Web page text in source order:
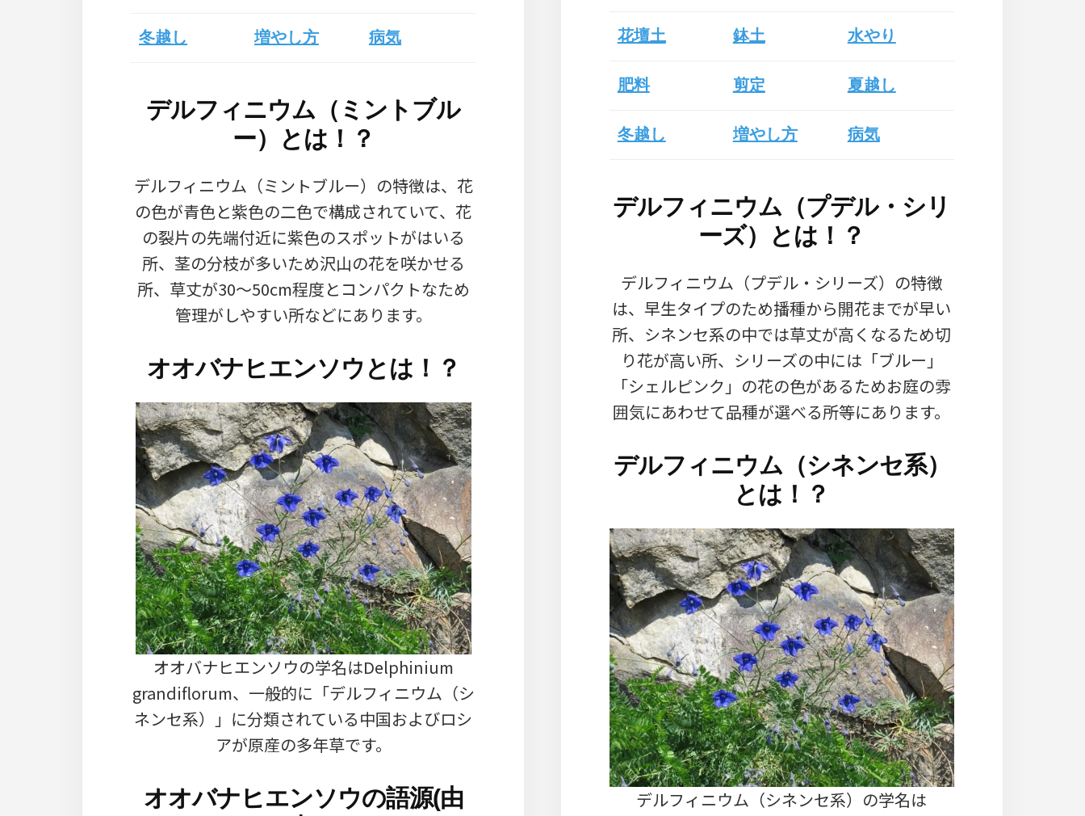
冬越し 増やし方 病気
デルフィニウム（ミントブル
ー）とは！？
デルフィニウム（ミントブルー）の特徴は、花
の色が青色と紫色の二色で構成されていて、花
の裂片の先端付近に紫色のスポットがはいる
所、茎の分枝が多いため沢山の花を咲かせる
所、草丈が30～50cm程度とコンパクトなため
管理がしやすい所などにあります。
オオバナヒエンソウとは！？
オオバナヒエンソウの学名はDelphinium
grandiflorum、一般的に「デルフィニウム（シ
ネンセ系）」に分類されている中国およびロシ
アが原産の多年草です。
オオバナヒエンソウの語源(由
花壇土 鉢土 水やり
肥料 剪定 夏越し
冬越し 増やし方 病気
デルフィニウム（プデル・シリ
ーズ）とは！？
デルフィニウム（プデル・シリーズ）の特徴
は、早生タイプのため播種から開花までが早い
所、シネンセ系の中では草丈が高くなるため切
り花が高い所、シリーズの中には「ブルー」
「シェルピンク」の花の色があるためお庭の雰
囲気にあわせて品種が選べる所等にあります。
デルフィニウム（シネンセ系）
とは！？
デルフィニウム（シネンセ系）の学名は